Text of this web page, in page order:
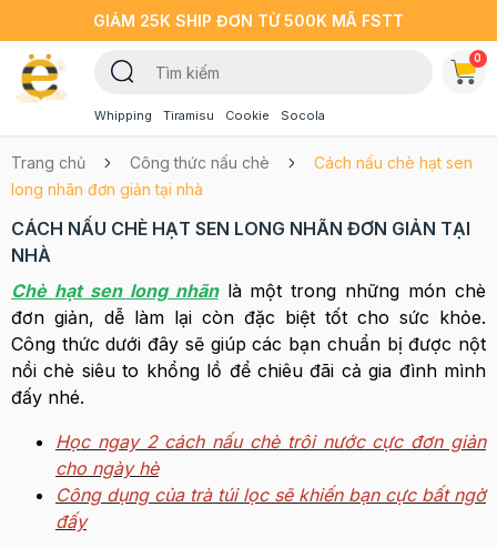
GIẢM 25K SHIP ĐƠN TỪ 500K MÃ FSTT
Whipping Tiramisu Cookie Socola
0
Trang chủ Công thức nấu chè
Cách nấu chè hạt sen
long nhãn đơn giản tại nhà
CÁCH NẤU CHÈ HẠT SEN LONG NHÃN ĐƠN GIẢN TẠI
NHÀ
Chè hạt sen long nhãnlà một trong những món chè
đơn giản, dễ làm lại còn đặc biệt tốt cho sức khỏe.
Công thức dưới đây sẽ giúp các bạn chuẩn bị được nột
nồi chè siêu to khổng lồ để chiêu đãi cả gia đình mình
đấy nhé.
Học ngay 2 cách nấu chè trôi nước cực đơn giản
cho ngày hè
Công dụng của trà túi lọc sẽ khiến bạn cực bất ngờ
đấy